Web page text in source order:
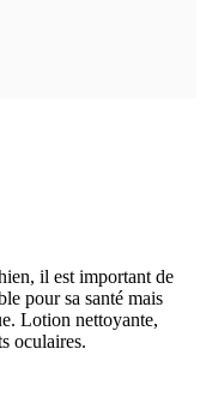
il est important de
pour sa santé mais
Lotion nettoyante,
oculaires.